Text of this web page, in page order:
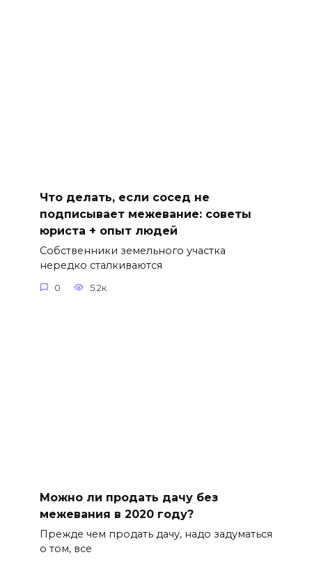
Что делать, если сосед не
подписывает межевание: советы
юриста + опыт людей
Собственники земельного участка
нередко сталкиваются
0 5.2к.
Можно ли продать дачу без
межевания в 2020 году?
Прежде чем продать дачу, надо задуматься
о том, все